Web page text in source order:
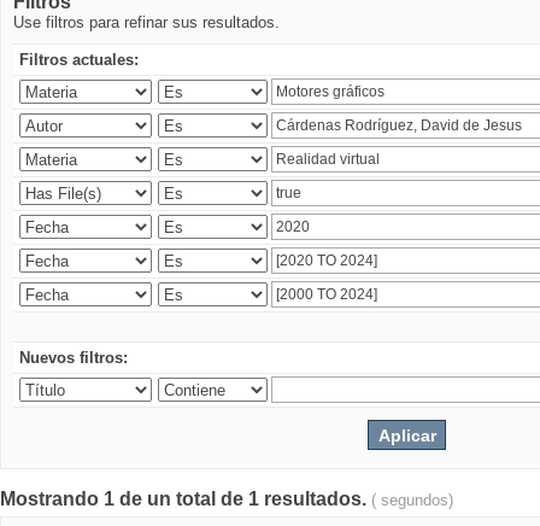
Use filtros para refinar sus resultados.
Filtros actuales:
Nuevos filtros:
Mostrando 1 de un total de 1 resultados. ( segundos)